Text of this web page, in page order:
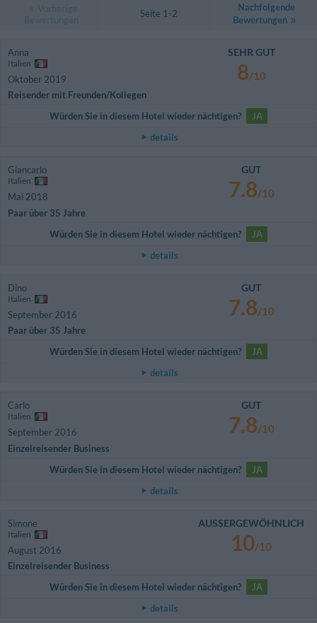
Seite 1-2
Nachfolgende
Bewertungen
Anna
Italien
Oktober 2019
Reisender mit Freunden/Kollegen
SEHR GUT
8/10
Würden Sie in diesem Hotel wieder nächtigen?
JA
details
Giancarlo
Italien
Mai 2018
Paar über 35 Jahre
GUT
7.8/10
Würden Sie in diesem Hotel wieder nächtigen?
JA
details
Dino
Italien
September 2016
Paar über 35 Jahre
GUT
7.8/10
Würden Sie in diesem Hotel wieder nächtigen?
JA
details
Carlo
Italien
September 2016
Einzelreisender Business
GUT
7.8/10
Würden Sie in diesem Hotel wieder nächtigen?
JA
details
Simone
Italien
August 2016
Einzelreisender Business
AUSSERGEWÖHNLICH
10/10
Würden Sie in diesem Hotel wieder nächtigen?
JA
details